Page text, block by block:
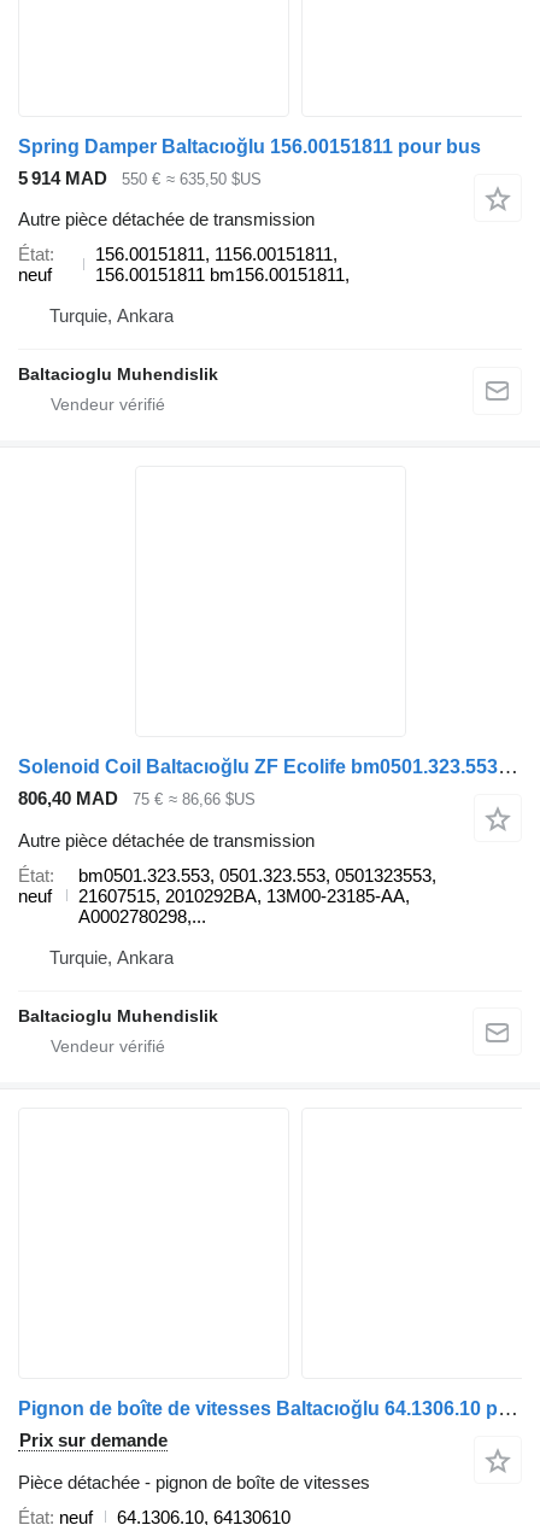
Spring Damper Baltacıoğlu 156.00151811 pour bus
5 914 MAD
550 € ≈ 635,50 $US
Autre pièce détachée de transmission
État
neuf
156.00151811, 1156.00151811,
156.00151811 bm156.00151811,
Turquie, Ankara
Baltacioglu Muhendislik
Solenoid Coil Baltacıoğlu ZF Ecolife bm0501.323.553 pour bus
806,40 MAD 75 € ≈ 86,66 $US
Autre pièce détachée de transmission
État
neuf
bm0501.323.553, 0501.323.553, 0501323553,
21607515, 2010292BA, 13M00-23185-AA,
A0002780298,...
Turquie, Ankara
Baltacioglu Muhendislik
Pignon de boîte de vitesses Baltacıoğlu 64.1306.10 pour bus
Prix sur demande
Pièce détachée - pignon de boîte de vitesses
État neuf 64.1306.10, 64130610